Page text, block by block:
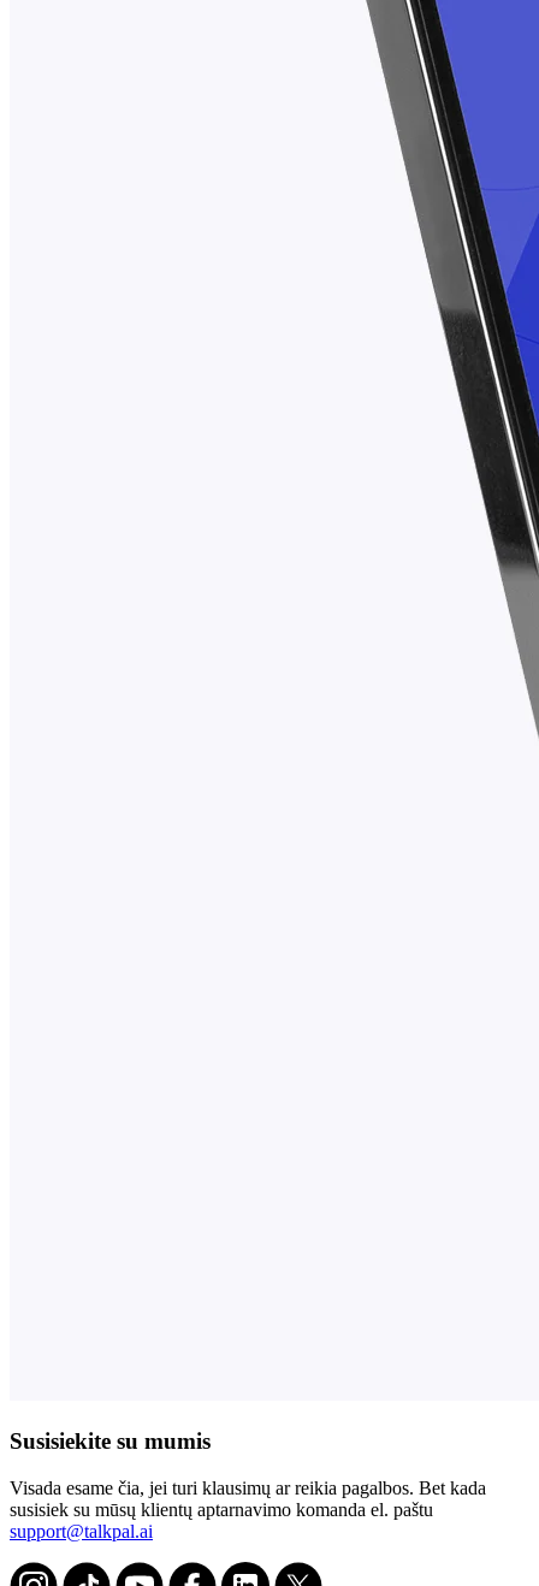
Susisiekite su mumis
Visada esame čia, jei turi klausimų ar reikia pagalbos. Bet kada
susisiek su mūsų klientų aptarnavimo komanda el. paštu
support@talkpal.ai